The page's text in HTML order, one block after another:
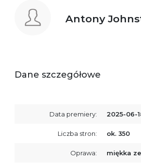
Antony
Dane szczegółowe
Data premiery: 2025-06-
Liczba stron: ok. 350
Oprawa: miękka